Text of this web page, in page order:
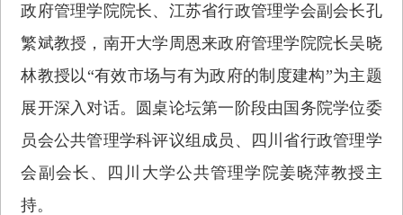
政府管理学院院长、江苏省行政管理学会副会长孔
繁斌教授，南开大学周恩来政府管理学院院长吴晓
林教授以“有效市场与有为政府的制度建构”为主题
展开深入对话。圆桌论坛第一阶段由国务院学位委
员会公共管理学科评议组成员、四川省行政管理学
会副会长、四川大学公共管理学院姜晓萍教授主
持。